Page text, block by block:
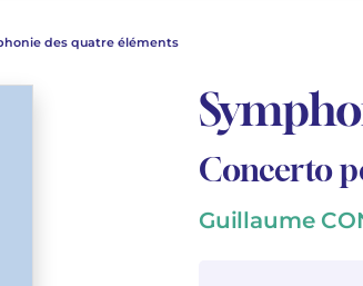
des quatre éléments
Concerto
Guillaume